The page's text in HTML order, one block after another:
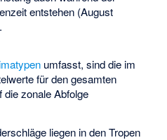
entstehen (August
umfasst, sind die im
für den gesamten
die zonale Abfolge
liegen in den Tropen